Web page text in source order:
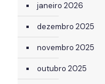
janeiro 2026
dezembro 2025
novembro 2025
outubro 2025